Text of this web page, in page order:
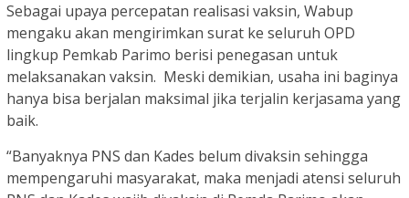
Sebagai upaya percepatan realisasi vaksin, Wabup
mengaku akan mengirimkan surat ke seluruh OPD
lingkup Pemkab Parimo berisi penegasan untuk
melaksanakan vaksin. Meski demikian, usaha ini baginya
hanya bisa berjalan maksimal jika terjalin kerjasama yang
baik.
“Banyaknya PNS dan Kades belum divaksin sehingga
mempengaruhi masyarakat, maka menjadi atensi seluruh